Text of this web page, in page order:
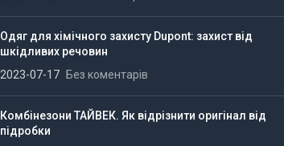
Одяг для хімічного захисту Dupont: захист від
шкідливих речовин
2023-07-17
Без коментарів
Комбінезони ТАЙВЕК. Як відрізнити оригінал від
підробки